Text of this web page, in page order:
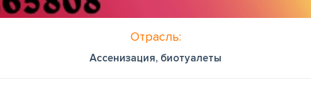
Отрасль:
Ассенизация, биотуалеты